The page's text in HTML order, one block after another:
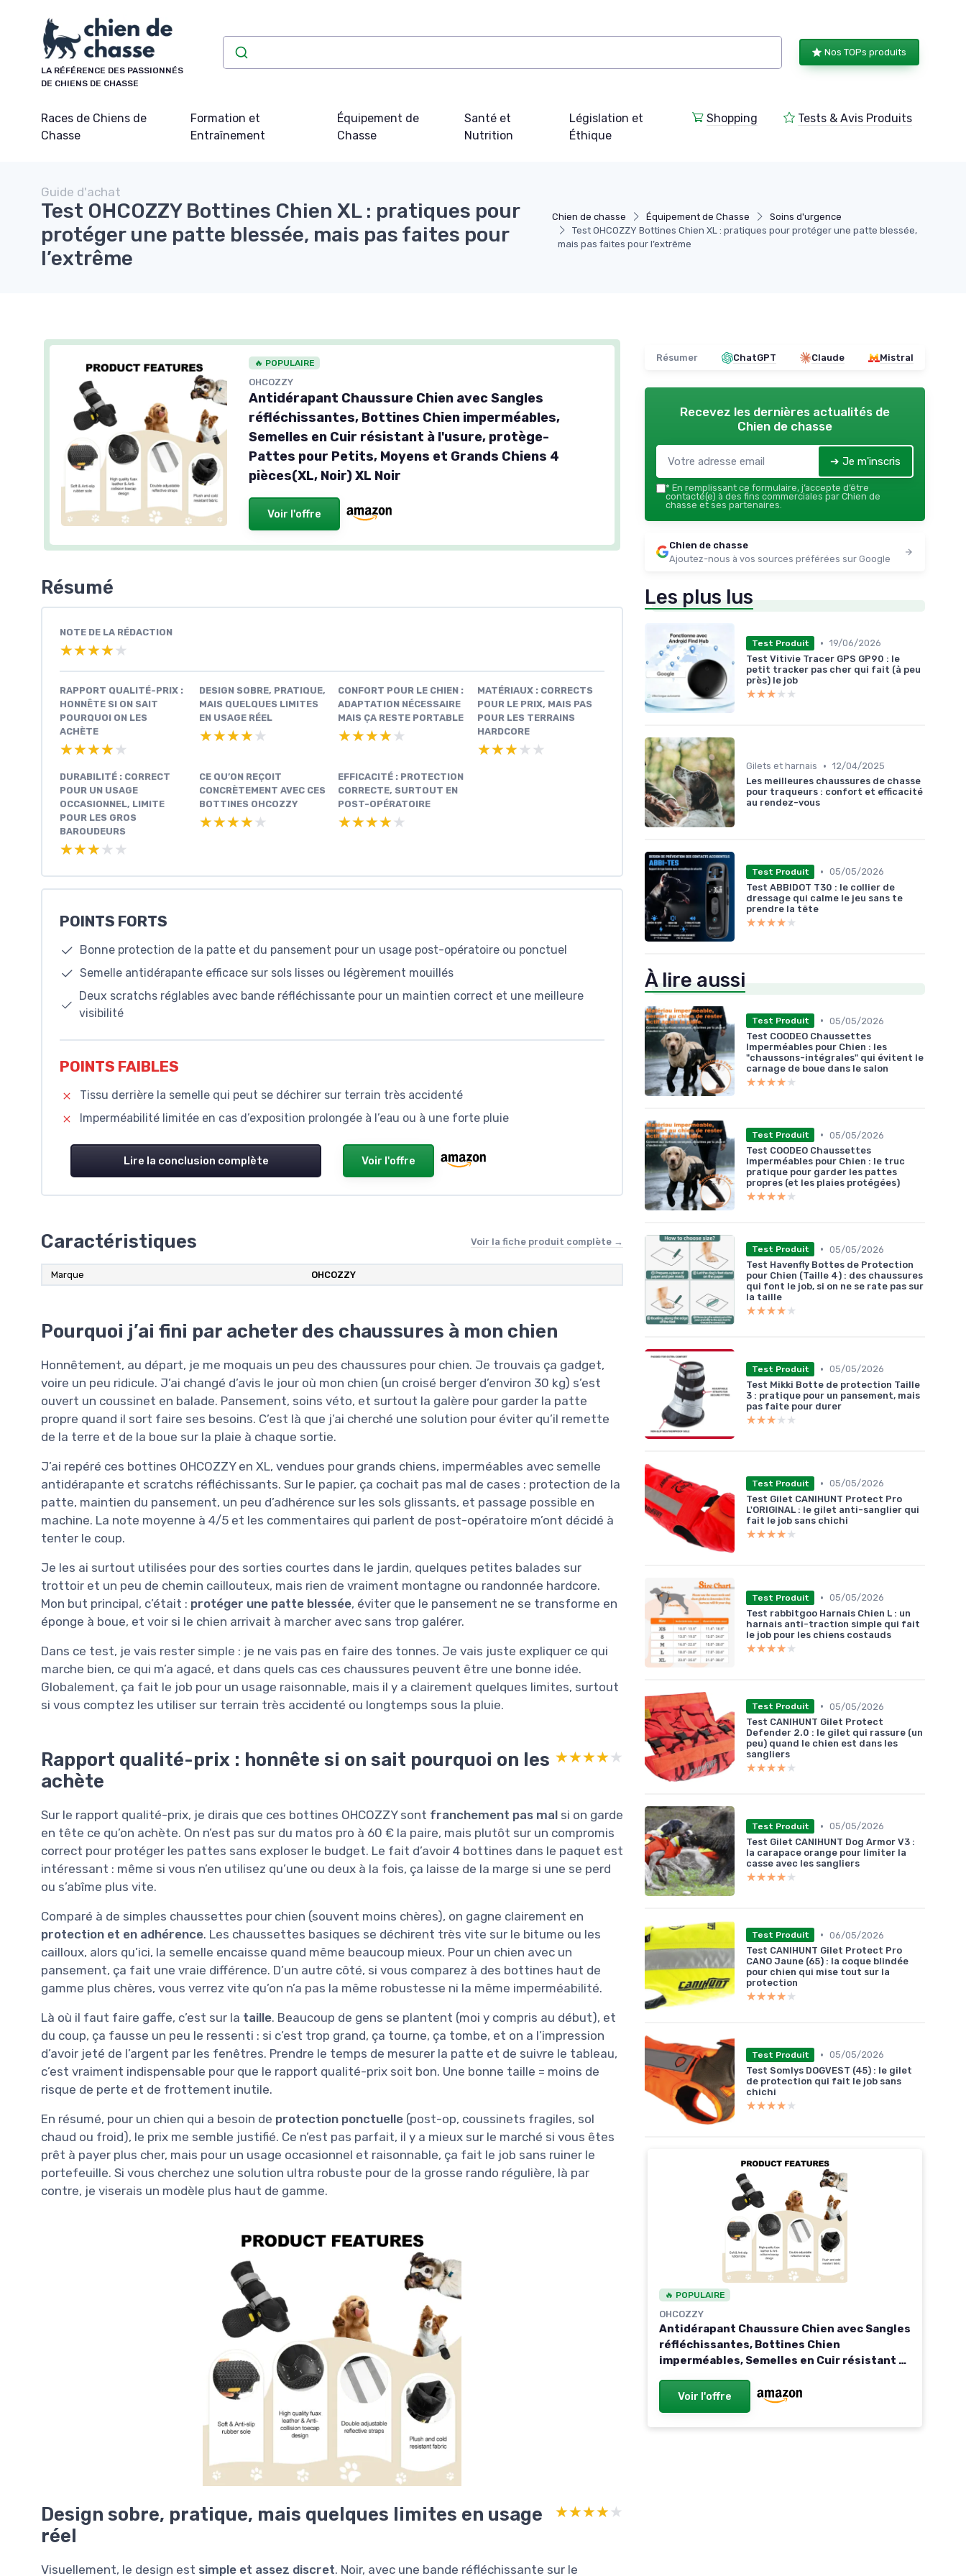
LA RÉFÉRENCE DES PASSIONNÉS
DE CHIENS DE CHASSE
Nos TOPs produits
Races de Chiens de
Chasse
Formation et
Entraînement
Équipement de
Chasse
Santé et
Nutrition
Législation et
Éthique
Shopping Tests & Avis Produits
Chien de chasse Équipement de Chasse
Soins d'urgence
Test OHCOZZY Bottines Chien XL : pratiques pour protéger une patte blessée,
mais pas faites pour l’extrême
Guide d'achat
Test OHCOZZY Bottines Chien XL : pratiques pour
protéger une patte blessée, mais pas faites pour
l’extrême
🔥 POPULAIRE
OHCOZZY
Antidérapant Chaussure Chien avec Sangles
réfléchissantes, Bottines Chien imperméables,
Semelles en Cuir résistant à l'usure, protège-
Pattes pour Petits, Moyens et Grands Chiens 4
pièces(XL, Noir) XL Noir
Voir l'offre
Résumé
NOTE DE LA RÉDACTION
★★★★★
★★★★★
RAPPORT QUALITÉ-PRIX :
HONNÊTE SI ON SAIT
POURQUOI ON LES
ACHÈTE
★★★★★
★★★★★
DESIGN SOBRE, PRATIQUE,
MAIS QUELQUES LIMITES
EN USAGE RÉEL
★★★★★
★★★★★
CONFORT POUR LE CHIEN :
ADAPTATION NÉCESSAIRE
MAIS ÇA RESTE PORTABLE
★★★★★
★★★★★
MATÉRIAUX : CORRECTS
POUR LE PRIX, MAIS PAS
POUR LES TERRAINS
HARDCORE
★★★★★
★★★★★
DURABILITÉ : CORRECT
POUR UN USAGE
OCCASIONNEL, LIMITE
POUR LES GROS
BAROUDEURS
★★★★★
★★★★★
CE QU’ON REÇOIT
CONCRÈTEMENT AVEC CES
BOTTINES OHCOZZY
★★★★★
★★★★★
EFFICACITÉ : PROTECTION
CORRECTE, SURTOUT EN
POST-OPÉRATOIRE
★★★★★
★★★★★
POINTS FORTS
Bonne protection de la patte et du pansement pour un usage post-opératoire ou ponctuel
Semelle antidérapante efficace sur sols lisses ou légèrement mouillés
Deux scratchs réglables avec bande réfléchissante pour un maintien correct et une meilleure
visibilité
POINTS FAIBLES
Tissu derrière la semelle qui peut se déchirer sur terrain très accidenté
Imperméabilité limitée en cas d’exposition prolongée à l’eau ou à une forte pluie
Lire la conclusion complète Voir l'offre
Caractéristiques Voir la fiche produit complète →
Marque OHCOZZY
Pourquoi j’ai fini par acheter des chaussures à mon chien
Honnêtement, au départ, je me moquais un peu des chaussures pour chien. Je trouvais ça gadget,
voire un peu ridicule. J’ai changé d’avis le jour où mon chien (un croisé berger d’environ 30 kg) s’est
ouvert un coussinet en balade. Pansement, soins véto, et surtout la galère pour garder la patte
propre quand il sort faire ses besoins. C’est là que j’ai cherché une solution pour éviter qu’il remette
de la terre et de la boue sur la plaie à chaque sortie.
J’ai repéré ces bottines OHCOZZY en XL, vendues pour grands chiens, imperméables avec semelle
antidérapante et scratchs réfléchissants. Sur le papier, ça cochait pas mal de cases : protection de la
patte, maintien du pansement, un peu d’adhérence sur les sols glissants, et passage possible en
machine. La note moyenne à 4/5 et les commentaires qui parlent de post-opératoire m’ont décidé à
tenter le coup.
Je les ai surtout utilisées pour des sorties courtes dans le jardin, quelques petites balades sur
trottoir et un peu de chemin caillouteux, mais rien de vraiment montagne ou randonnée hardcore.
Mon but principal, c’était : protéger une patte blessée, éviter que le pansement ne se transforme en
éponge à boue, et voir si le chien arrivait à marcher avec sans trop galérer.
Dans ce test, je vais rester simple : je ne vais pas en faire des tonnes. Je vais juste expliquer ce qui
marche bien, ce qui m’a agacé, et dans quels cas ces chaussures peuvent être une bonne idée.
Globalement, ça fait le job pour un usage raisonnable, mais il y a clairement quelques limites, surtout
si vous comptez les utiliser sur terrain très accidenté ou longtemps sous la pluie.
Rapport qualité-prix : honnête si on sait pourquoi on les
achète
★★★★★
★★★★★
Sur le rapport qualité-prix, je dirais que ces bottines OHCOZZY sont franchement pas mal si on garde
en tête ce qu’on achète. On n’est pas sur du matos pro à 60 € la paire, mais plutôt sur un compromis
correct pour protéger les pattes sans exploser le budget. Le fait d’avoir 4 bottines dans le paquet est
intéressant : même si vous n’en utilisez qu’une ou deux à la fois, ça laisse de la marge si une se perd
ou s’abîme plus vite.
Comparé à de simples chaussettes pour chien (souvent moins chères), on gagne clairement en
protection et en adhérence. Les chaussettes basiques se déchirent très vite sur le bitume ou les
cailloux, alors qu’ici, la semelle encaisse quand même beaucoup mieux. Pour un chien avec un
pansement, ça fait une vraie différence. D’un autre côté, si vous comparez à des bottines haut de
gamme plus chères, vous verrez vite qu’on n’a pas la même robustesse ni la même imperméabilité.
Là où il faut faire gaffe, c’est sur la taille. Beaucoup de gens se plantent (moi y compris au début), et
du coup, ça fausse un peu le ressenti : si c’est trop grand, ça tourne, ça tombe, et on a l’impression
d’avoir jeté de l’argent par les fenêtres. Prendre le temps de mesurer la patte et de suivre le tableau,
c’est vraiment indispensable pour que le rapport qualité-prix soit bon. Une bonne taille = moins de
risque de perte et de frottement inutile.
En résumé, pour un chien qui a besoin de protection ponctuelle (post-op, coussinets fragiles, sol
chaud ou froid), le prix me semble justifié. Ce n’est pas parfait, il y a mieux sur le marché si vous êtes
prêt à payer plus cher, mais pour un usage occasionnel et raisonnable, ça fait le job sans ruiner le
portefeuille. Si vous cherchez une solution ultra robuste pour de la grosse rando régulière, là par
contre, je viserais un modèle plus haut de gamme.
Design sobre, pratique, mais quelques limites en usage
réel
★★★★★
★★★★★
Visuellement, le design est simple et assez discret. Noir, avec une bande réfléchissante sur le
Résumer ChatGPT Claude Mistral
Recevez les dernières actualités de
Chien de chasse
➔ Je m'inscris
* En remplissant ce formulaire, j’accepte d’être
contacté(e) à des fins commerciales par Chien de
chasse et ses partenaires.
Chien de chasse
Ajoutez-nous à vos sources préférées sur Google
Les plus lus
Test Produit • 19/06/2026
Test Vitivie Tracer GPS GP90 : le
petit tracker pas cher qui fait (à peu
près) le job
★★★★★
★★★★★
Gilets et harnais • 12/04/2025
Les meilleures chaussures de chasse
pour traqueurs : confort et efficacité
au rendez-vous
Test Produit • 05/05/2026
Test ABBIDOT T30 : le collier de
dressage qui calme le jeu sans te
prendre la tête
★★★★★
★★★★★
À lire aussi
Test Produit • 05/05/2026
Test COODEO Chaussettes
Imperméables pour Chien : les
"chaussons-intégrales" qui évitent le
carnage de boue dans le salon
★★★★★
★★★★★
Test Produit • 05/05/2026
Test COODEO Chaussettes
Imperméables pour Chien : le truc
pratique pour garder les pattes
propres (et les plaies protégées)
★★★★★
★★★★★
Test Produit • 05/05/2026
Test Havenfly Bottes de Protection
pour Chien (Taille 4) : des chaussures
qui font le job, si on ne se rate pas sur
la taille
★★★★★
★★★★★
Test Produit • 05/05/2026
Test Mikki Botte de protection Taille
3 : pratique pour un pansement, mais
pas faite pour durer
★★★★★
★★★★★
Test Produit • 05/05/2026
Test Gilet CANIHUNT Protect Pro
L'ORIGINAL : le gilet anti-sanglier qui
fait le job sans chichi
★★★★★
★★★★★
Test Produit • 05/05/2026
Test rabbitgoo Harnais Chien L : un
harnais anti-traction simple qui fait
le job pour les chiens costauds
★★★★★
★★★★★
Test Produit • 05/05/2026
Test CANIHUNT Gilet Protect
Defender 2.0 : le gilet qui rassure (un
peu) quand le chien est dans les
sangliers
★★★★★
★★★★★
Test Produit • 05/05/2026
Test Gilet CANIHUNT Dog Armor V3 :
la carapace orange pour limiter la
casse avec les sangliers
★★★★★
★★★★★
Test Produit • 06/05/2026
Test CANIHUNT Gilet Protect Pro
CANO Jaune (65) : la coque blindée
pour chien qui mise tout sur la
protection
★★★★★
★★★★★
Test Produit • 05/05/2026
Test Somlys DOGVEST (45) : le gilet
de protection qui fait le job sans
chichi
★★★★★
★★★★★
🔥 POPULAIRE
OHCOZZY
Antidérapant Chaussure Chien avec Sangles
réfléchissantes, Bottines Chien
imperméables, Semelles en Cuir résistant à
et Grands Chiens 4 pièces(XL, Noir) XL Noir
Voir l'offre